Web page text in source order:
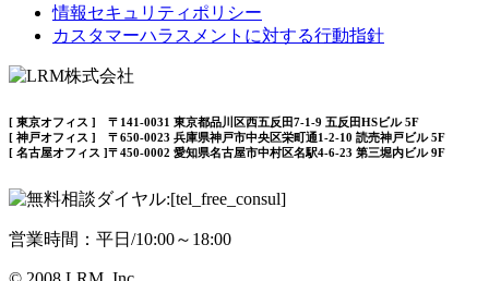
情報セキュリティポリシー
カスタマーハラスメントに対する行動指針
[ 東京オフィス ] 〒141-0031 東京都品川区西五反田7-1-9 五反田HSビル 5F
[ 神戸オフィス ] 〒650-0023 兵庫県神戸市中央区栄町通1-2-10 読売神戸ビル 5F
[ 名古屋オフィス ]〒450-0002 愛知県名古屋市中村区名駅4-6-23 第三堀内ビル 9F
営業時間：平日/10:00～18:00